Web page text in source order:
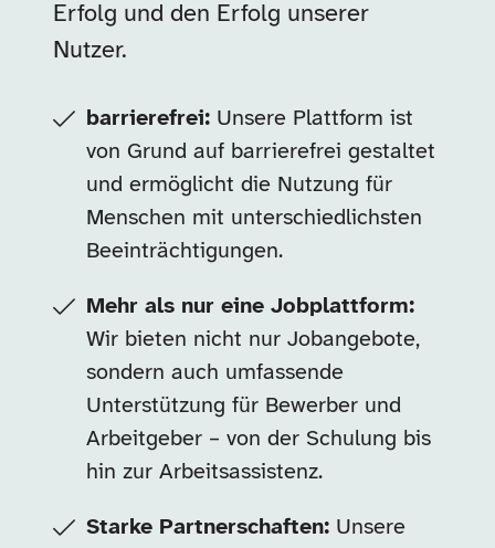
Erfolg und den Erfolg unserer
Nutzer.
barrierefrei: Unsere Plattform ist
von Grund auf barrierefrei gestaltet
und ermöglicht die Nutzung für
Menschen mit unterschiedlichsten
Beeinträchtigungen.
Mehr als nur eine Jobplattform:
Wir bieten nicht nur Jobangebote,
sondern auch umfassende
Unterstützung für Bewerber und
Arbeitgeber – von der Schulung bis
hin zur Arbeitsassistenz.
Starke Partnerschaften: Unsere